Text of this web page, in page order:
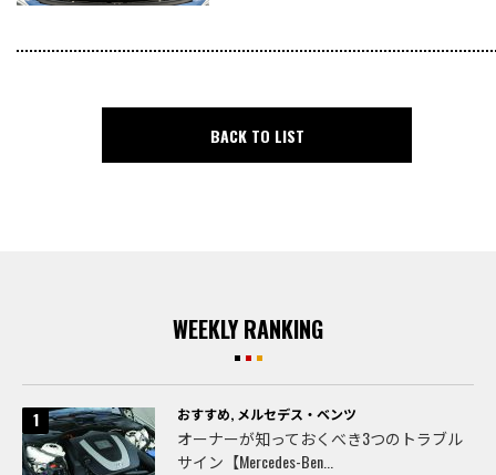
BACK TO LIST
WEEKLY RANKING
おすすめ, メルセデス・ベンツ
オーナーが知っておくべき3つのトラブル
サイン【Mercedes-Ben...